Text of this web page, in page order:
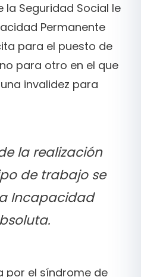
Seguridad Social le
Permanente
para el puesto de
para otro en el que
invalidez para
la realización
de trabajo se
Incapacidad
por el síndrome de